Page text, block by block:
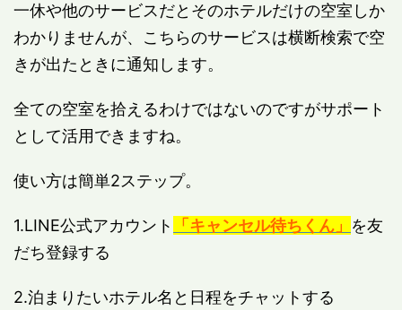
一休や他のサービスだとそのホテルだけの空室しか
わかりませんが、こちらのサービスは横断検索で空
きが出たときに通知します。
全ての空室を拾えるわけではないのですがサポート
として活用できますね。
使い方は簡単2ステップ。
1.LINE公式アカウント 「キャンセル待ちくん」 を友
だち登録する
2.泊まりたいホテル名と日程をチャットする